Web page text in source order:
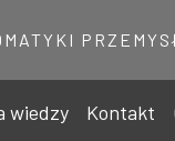
wiedzy Kontakt